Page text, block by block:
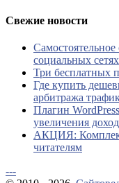
Свежие новости
социальных
Три бесплатных
Где купить
арбитража
Плагин
увеличения
АКЦИЯ: Комплект
читателям
---